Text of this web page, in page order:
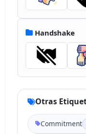
Handshake
Otras
Commitment